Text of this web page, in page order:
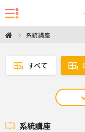
系統講座
すべて
系統講座